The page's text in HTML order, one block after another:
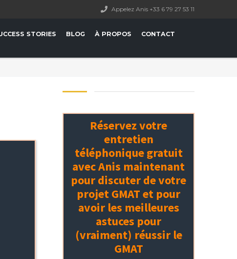
Appelez Anis +33 6 79 27 53 11
STORIES BLOG À PROPOS CONTACT